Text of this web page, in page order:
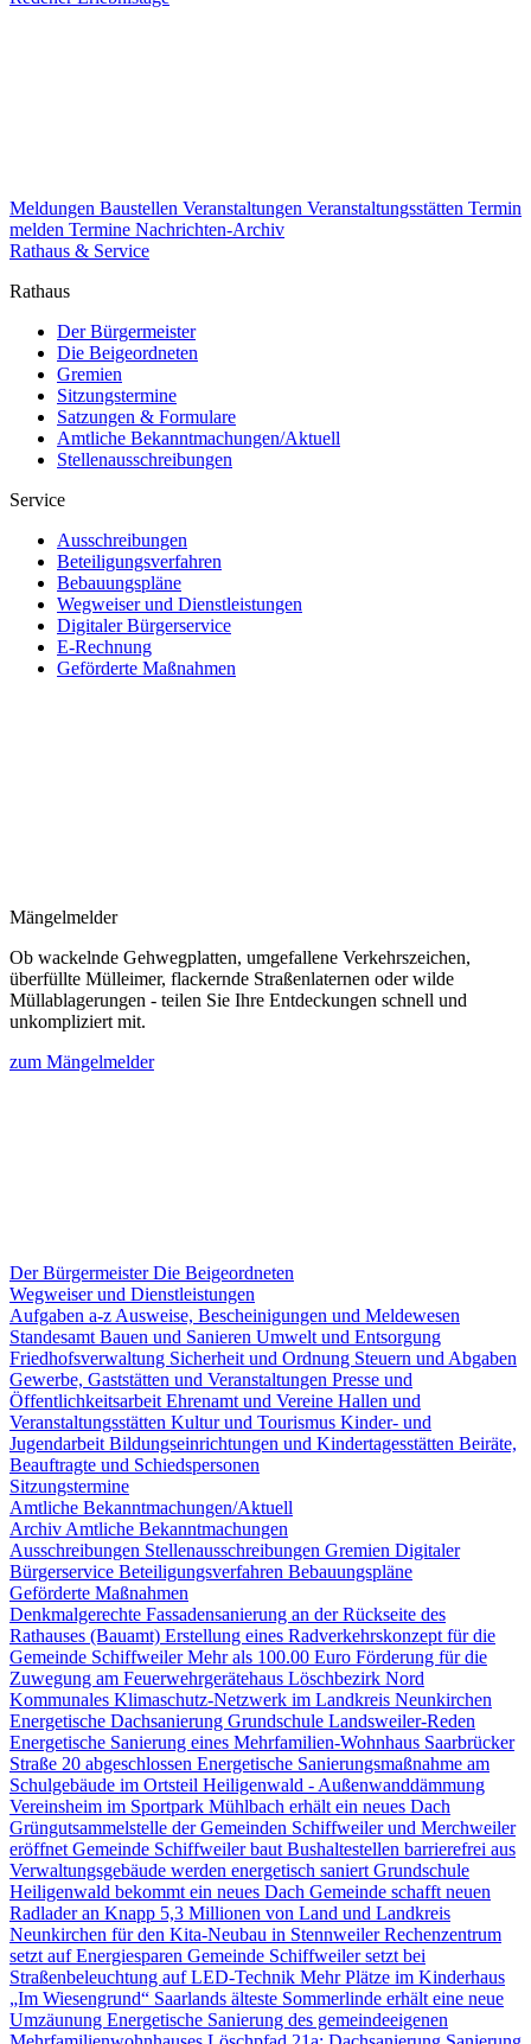
Meldungen Baustellen Veranstaltungen Veranstaltungsstätten Termin
melden Termine Nachrichten-Archiv
Rathaus & Service
Rathaus
Der Bürgermeister
Die Beigeordneten
Gremien
Sitzungstermine
Satzungen & Formulare
Amtliche Bekanntmachungen/Aktuell
Stellenausschreibungen
Service
Ausschreibungen
Beteiligungsverfahren
Bebauungspläne
Wegweiser und Dienstleistungen
Digitaler Bürgerservice
E-Rechnung
Geförderte Maßnahmen
Mängelmelder
Ob wackelnde Gehwegplatten, umgefallene Verkehrszeichen,
überfüllte Mülleimer, flackernde Straßenlaternen oder wilde
Müllablagerungen - teilen Sie Ihre Entdeckungen schnell und
unkompliziert mit.
zum Mängelmelder
Der BürgermeisterDie Beigeordneten
Wegweiser und Dienstleistungen
Aufgaben a-z Ausweise, Bescheinigungen und Meldewesen
Standesamt Bauen und Sanieren Umwelt und Entsorgung
Friedhofsverwaltung Sicherheit und Ordnung Steuern und Abgaben
Gewerbe, Gaststätten und Veranstaltungen Presse und
Öffentlichkeitsarbeit Ehrenamt und Vereine Hallen und
Veranstaltungsstätten Kultur und Tourismus Kinder- und
Jugendarbeit Bildungseinrichtungen und Kindertagesstätten Beiräte,
Beauftragte und Schiedspersonen
Sitzungstermine
Amtliche Bekanntmachungen/Aktuell
Archiv Amtliche Bekanntmachungen
Ausschreibungen Stellenausschreibungen Gremien Digitaler
Bürgerservice Beteiligungsverfahren Bebauungspläne
Geförderte Maßnahmen
Denkmalgerechte Fassadensanierung an der Rückseite des
Rathauses (Bauamt) Erstellung eines Radverkehrskonzept für die
Gemeinde SchiffweilerMehr als 100.00 Euro Förderung für die
Zuwegung am Feuerwehrgerätehaus Löschbezirk Nord
Kommunales Klimaschutz-Netzwerk im Landkreis Neunkirchen
Energetische Dachsanierung Grundschule Landsweiler-Reden
Energetische Sanierung eines Mehrfamilien-Wohnhaus Saarbrücker
Straße 20 abgeschlossen Energetische Sanierungsmaßnahme am
Schulgebäude im Ortsteil Heiligenwald - Außenwanddämmung
Vereinsheim im Sportpark Mühlbach erhält ein neues Dach
Grüngutsammelstelle der Gemeinden Schiffweiler und Merchweiler
eröffnet Gemeinde Schiffweiler baut Bushaltestellen barrierefrei aus
Verwaltungsgebäude werden energetisch saniert Grundschule
Heiligenwald bekommt ein neues Dach Gemeinde schafft neuen
Radlader an Knapp 5,3 Millionen von Land und Landkreis
Neunkirchen für den Kita-Neubau in StennweilerRechenzentrum
setzt auf Energiesparen Gemeinde Schiffweiler setzt bei
Straßenbeleuchtung auf LED-Technik Mehr Plätze im Kinderhaus
„Im Wiesengrund“ Saarlands älteste Sommerlinde erhält eine neue
Umzäunung Energetische Sanierung des gemeindeeigenen